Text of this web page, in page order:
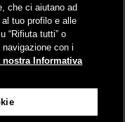
che ci aiutano ad
tuo profilo e alle
“Rifiuta tutti” o
navigazione con i
Informativa